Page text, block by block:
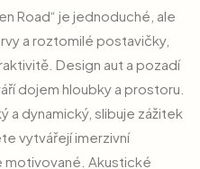
Road“ je jednoduché, ale
a roztomilé postavičky,
Design aut a pozadí
dojem hloubky a prostoru.
dynamický, slibuje zážitek
vytvářejí imerzivní
motivované. Akustické